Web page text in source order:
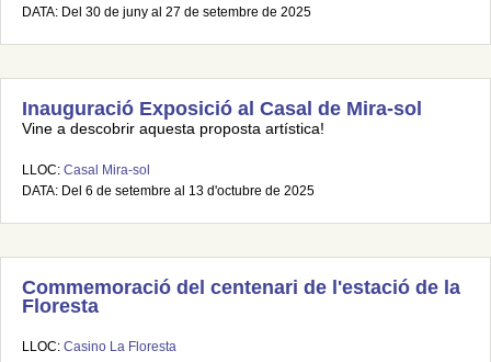
DATA: Del 30 de juny al 27 de setembre de 2025
Inauguració Exposició al Casal de Mira-sol
Vine a descobrir aquesta proposta artística!
LLOC: Casal Mira-sol
DATA: Del 6 de setembre al 13 d'octubre de 2025
Commemoració del centenari de l'estació de la
Floresta
LLOC: Casino La Floresta